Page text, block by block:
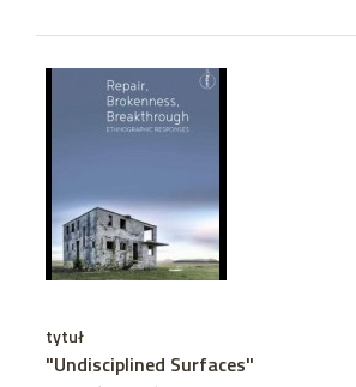
tytuł
"Undisciplined Surfaces"